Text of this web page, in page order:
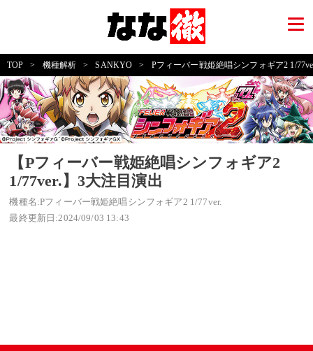
TOP > 機種解析 > SANKYO > Pフィーバー戦姫絶唱シンフォギア2 1/
【Pフィーバー戦姫絶唱シンフォギア2
1/77ver.】3大注目演出
機種名:Pフィーバー戦姫絶唱シンフォギア2 1/77ver.
最終更新日:2024/09/03 13:43